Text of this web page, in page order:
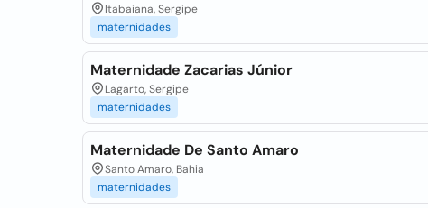
Itabaiana, Sergipe
maternidades
Maternidade Zacarias Júnior
Lagarto, Sergipe
maternidades
Maternidade De Santo Amaro
Santo Amaro, Bahia
maternidades